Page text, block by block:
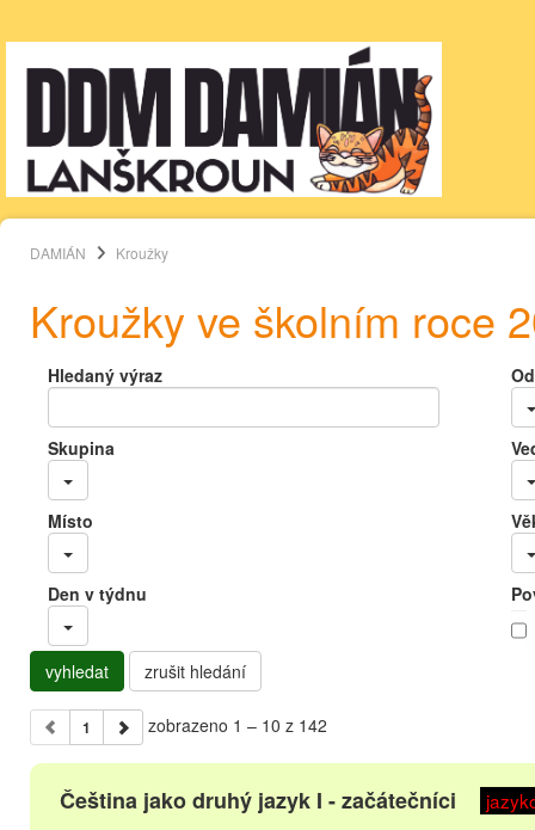
DAMIÁN Kroužky
Kroužky ve školním roce
Hledaný výraz
Skupina
Místo
Den v týdnu
vyhledat zrušit hledání
1 zobrazeno 1 – 10 z 142
Čeština jako druhý jazyk I - začátečníci